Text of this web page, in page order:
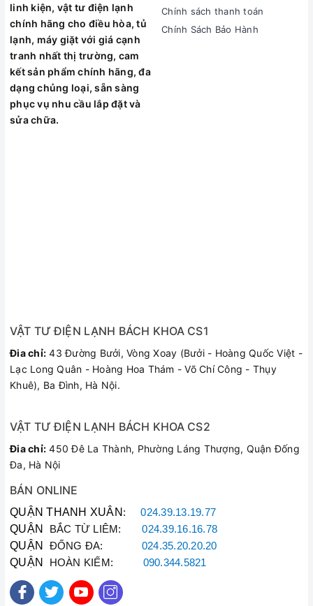
linh kiện, vật tư điện lạnh
chính hãng cho điều hòa, tủ
lạnh, máy giặt với giá cạnh
tranh nhất thị trường, cam
kết sản phẩm chính hãng, đa
dạng chủng loại, sẵn sàng
phục vụ nhu cầu lắp đặt và
sửa chữa.
Chính sách thanh toán
Chính Sách Bảo Hành
VẬT TƯ ĐIỆN LẠNH BÁCH KHOA CS1
Đia chỉ: 43 Đường Bưởi, Vòng Xoay (Bưởi - Hoàng Quốc Việt -
Lạc Long Quân - Hoàng Hoa Thám - Võ Chí Công - Thụy
Khuê), Ba Đình, Hà Nội.
VẬT TƯ ĐIỆN LẠNH BÁCH KHOA CS2
Đia chỉ: 450 Đê La Thành, Phường Láng Thượng, Quận Đống
Đa, Hà Nội
BÁN ONLINE
QUẬN THANH XUÂN :024.39.13.19.77
QUẬN BẮC TỪ LIÊM:024.39.16.16.78
QUẬN ĐỐNG ĐA: 024.35.20.20.20
QUẬN HOÀN KIẾM: 090.344.5821